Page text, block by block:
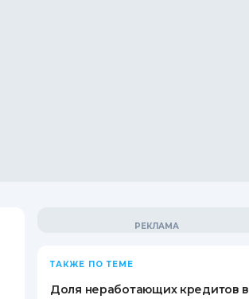
ТАКЖЕ ПО ТЕМЕ
Доля неработающих кредитов в